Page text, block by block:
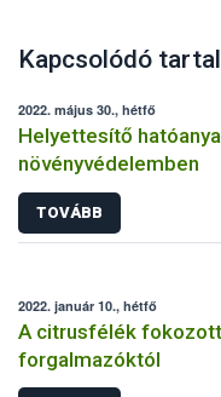
Kapcsolódó
2022. május 30., hétfő
Helyettesítő
növényvédelemben
TOVÁBB
2022. január 10., hétfő
A citrusfélék
forgalmazóktól